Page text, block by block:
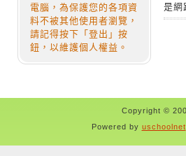
電腦，為保護您的各項資
料不被其他使用者瀏覽，
請記得按下「登出」按
鈕，以維護個人權益。
是網
Copyright ©
Powered by uschoolnet